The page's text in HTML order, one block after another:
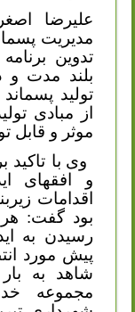
علیرضا
مدیریت
تدوین
بلند مدت و
تولید
از مبادی
موثر و قابل
وی با تاکید
و افقهای
اقدامات
بود گفت:
رسیدن به
پیش مورد
شاهد به
مجموعه